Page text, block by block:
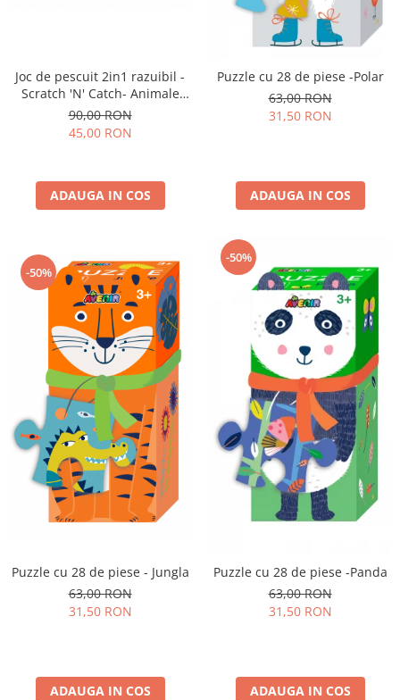
Joc de pescuit 2in1 razuibil -
Scratch 'N' Catch- Animale
Jungla
90,00 RON
45,00 RON
ADAUGA IN COS
Puzzle cu 28 de piese -Polar
63,00 RON
31,50 RON
ADAUGA IN COS
-50%
Puzzle cu 28 de piese - Jungla
63,00 RON
31,50 RON
ADAUGA IN COS
-50%
Puzzle cu 28 de piese -Panda
63,00 RON
31,50 RON
ADAUGA IN COS